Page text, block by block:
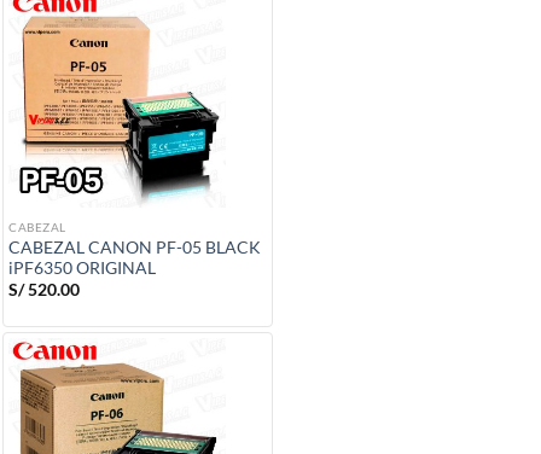
CABEZAL
CABEZAL CANON PF-05 BLACK
iPF6350 ORIGINAL
S/520.00